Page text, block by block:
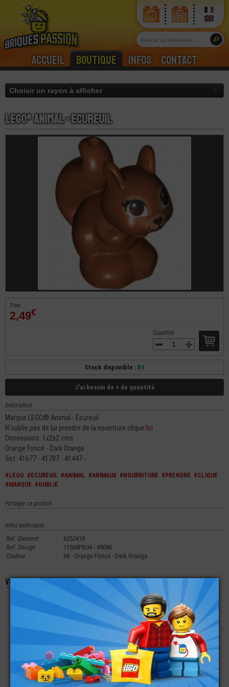
Accueil Boutique Infos Contact
LEGO® Animal - Ecureuil
Pièce
2,49€
Quantité
Stock disponible : 51
J'ai besoin de + de quantité
Description
Marque LEGO® Animal - Ecureuil
N'oublie pas de lui prendre de la nourriture clique Ici
Dimensions: 1x2x2 cms
Orange Foncé - Dark Orange
Set: 41677 - 41707 - 41447 -
#LEGO #ECUREUIL #ANIMAL #ANIMAUX #NOURRITURE #PRENDRE #CLIQUE
#MARQUE #OUBLIE
Partager ce produit
Infos techniques
Ref. Element
6252410
Ref. Design
11568PB04 - 49086
Couleur
68 - Orange Foncé - Dark Orange
Vous aimerez aussi les produits suivants
LEGO® ANIMAL
14,90€
LEGO® ANIMAL
ELÉPHANT
28,90€
LEGO® ANIMAL
CHIEN EN BALLON
4,99€